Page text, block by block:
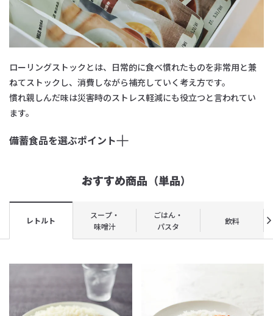
ローリングストックとは、日常的に食べ慣れたものを非常用と兼
ねてストックし、消費しながら補充していく考え方です。
慣れ親しんだ味は災害時のストレス軽減にも役立つと言われてい
ます。
備蓄食品を選ぶポイント
おすすめ商品（単品）
レトルト
スープ・
味噌汁
ごはん・
パスタ
飲料